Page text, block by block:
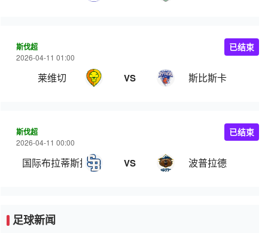
斯伐超
2026-04-11 01:00
莱维切 VS 斯比斯卡
已结束
斯伐超
2026-04-11 00:00
国际布拉蒂斯拉瓦 VS 波普拉德
已结束
足球新闻